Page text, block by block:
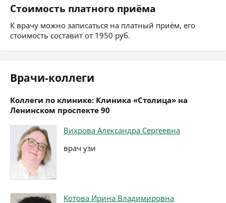
Стоимость платного приёма
К врачу можно записаться на платный приём, его
стоимость составит от 1950 руб.
Врачи-коллеги
Коллеги по клинике: Клиника «Столица» на
Ленинском проспекте 90
Вихрова Александра Сергеевна
врач узи
Котова Ирина Владимировна